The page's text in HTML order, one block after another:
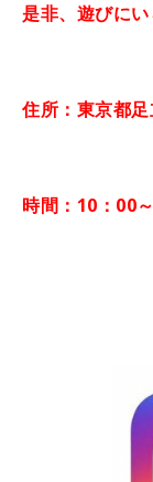
是非、遊びにい
住所：東京都
時間：10：00